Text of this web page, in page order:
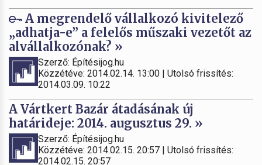
A megrendelő vállalkozó kivitelező
„adhatja-e” a felelős műszaki vezetőt az
alvállalkozónak? »
Szerző: Építésijog.hu
Közzétéve: 2014.02.14. 13:00 | Utolsó frissítés:
2014.03.09. 10:22
A Vártkert Bazár átadásának új
határideje: 2014. augusztus 29. »
Szerző: Építésijog.hu
Közzétéve: 2014.02.15. 20:57 | Utolsó frissítés:
2014.02.15. 20:57